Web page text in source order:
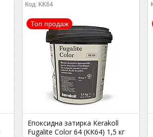
KK64
Топ продаж
Епоксидна затирка Kerakoll
Fugalite Color 64 (KK64) 1,5 кг